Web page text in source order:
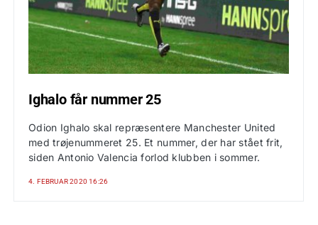
Ighalo får nummer 25
Odion Ighalo skal repræsentere Manchester United
med trøjenummeret 25. Et nummer, der har stået frit,
siden Antonio Valencia forlod klubben i sommer.
4. FEBRUAR 2020 16:26